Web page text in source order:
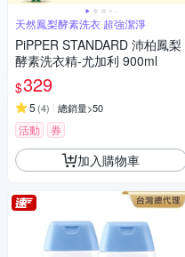
天然鳳梨酵素洗衣 超強潔淨
PiPPER STANDARD 沛柏鳳梨
酵素洗衣精-尤加利 900ml
$329
5 (4) 總銷量>50
活動 券
加入購物車